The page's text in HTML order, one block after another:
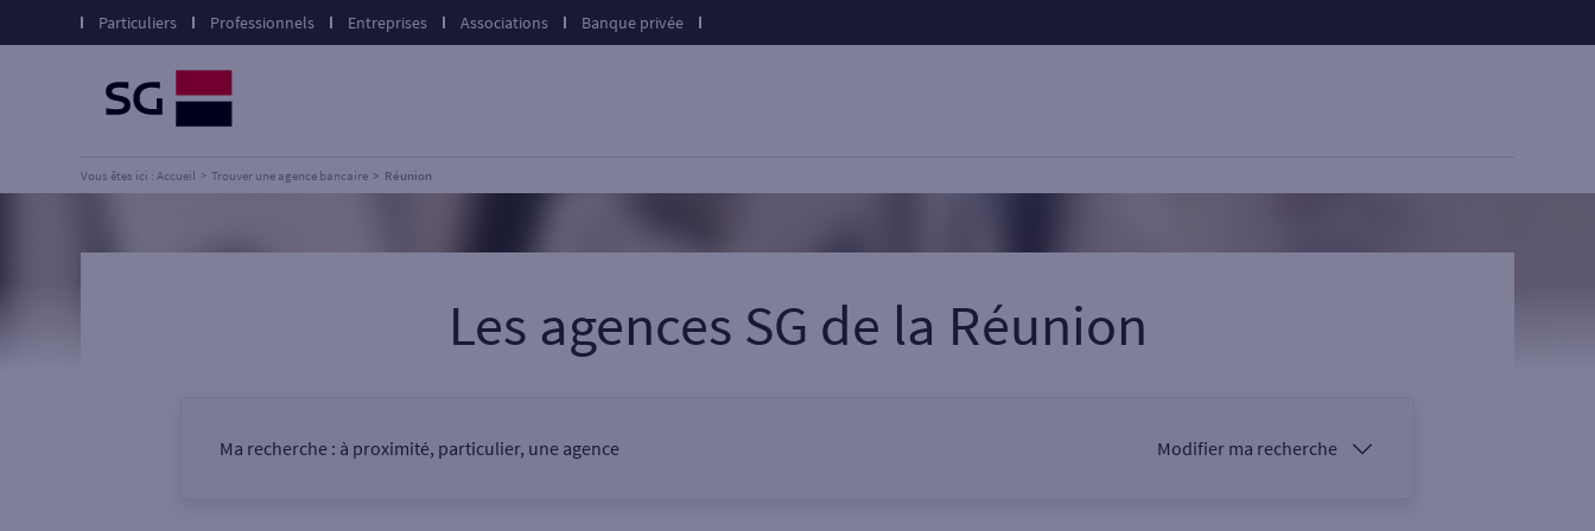
Particuliers Professionnels Entreprises Associations Banque privée
Vous êtes ici : Accueil Trouver une agence bancaire Réunion
Les agences SG de la Réunion
Ma recherche : à proximité, particulier, une agence Modifier ma recherche